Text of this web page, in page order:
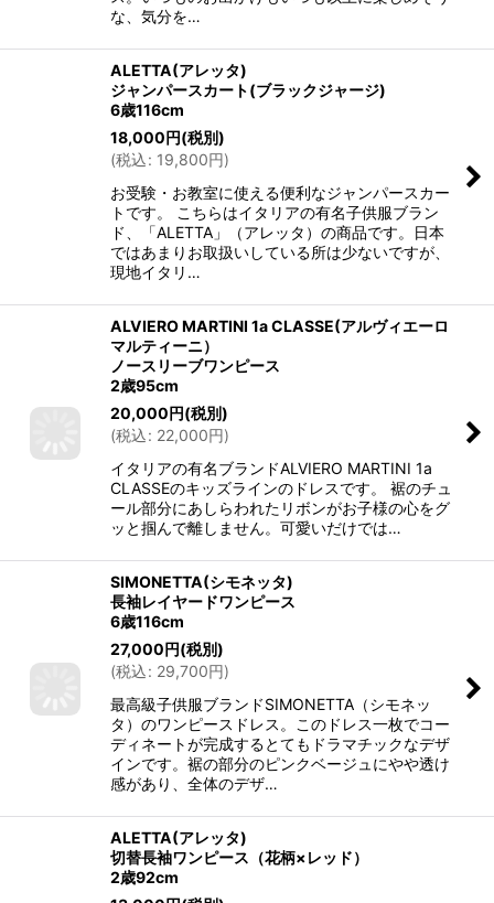
な、気分を…
ALETTA(アレッタ)
ジャンパースカート(ブラックジャージ)
6歳116cm
18,000円(税別)
(税込: 19,800円)
お受験・お教室に使える便利なジャンパースカー
トです。 こちらはイタリアの有名子供服ブラン
ド、「ALETTA」（アレッタ）の商品です。日本
ではあまりお取扱いしている所は少ないですが、
現地イタリ…
ALVIERO MARTINI 1a CLASSE(アルヴィエーロ
マルティーニ）
ノースリーブワンピース
2歳95cm
20,000円(税別)
(税込: 22,000円)
イタリアの有名ブランドALVIERO MARTINI 1a
CLASSEのキッズラインのドレスです。 裾のチュ
ール部分にあしらわれたリボンがお子様の心をグ
ッと掴んで離しません。可愛いだけでは…
SIMONETTA(シモネッタ)
長袖レイヤードワンピース
6歳116cm
27,000円(税別)
(税込: 29,700円)
最高級子供服ブランドSIMONETTA（シモネッ
タ）のワンピースドレス。このドレス一枚でコー
ディネートが完成するとてもドラマチックなデザ
インです。裾の部分のピンクベージュにやや透け
感があり、全体のデザ…
ALETTA(アレッタ)
切替長袖ワンピース（花柄×レッド）
2歳92cm